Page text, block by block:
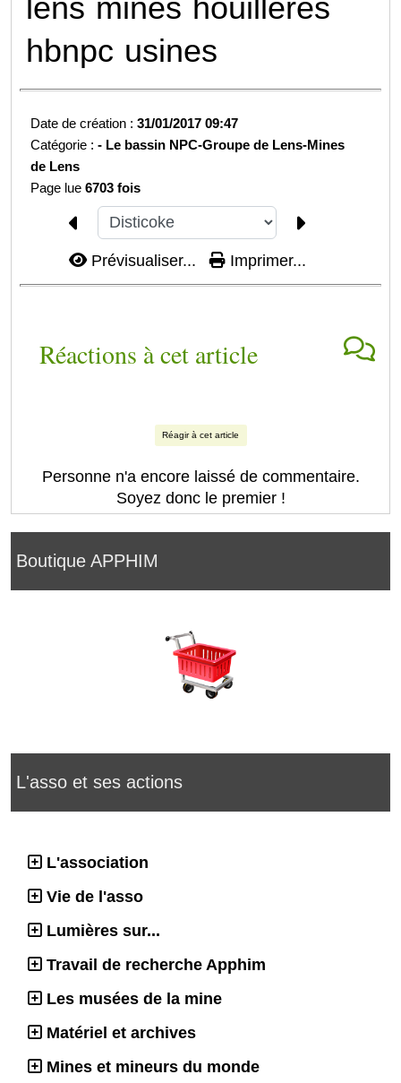
Boutique APPHIM
L'asso et ses actions
L'association
Vie de l'asso
Lumières sur...
Travail de recherche Apphim
Les musées de la mine
Matériel et archives
Mines et mineurs du monde
lens mines houillères
hbnpc usines
Date de création :31/01/2017 09:47
Catégorie :- Le bassin NPC-Groupe de Lens-Mines
de Lens
Page lue6703 fois
Prévisualiser... Imprimer...
Réactions à cet article
Réagir à cet article
Personne n'a encore laissé de commentaire.
Soyez donc le premier !